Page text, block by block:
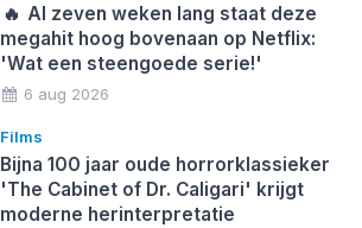
🔥 Al zeven weken lang staat deze
megahit hoog bovenaan op Netflix:
'Wat een steengoede serie!'
6 aug 2026
Films
Bijna 100 jaar oude horrorklassieker
'The Cabinet of Dr. Caligari' krijgt
moderne herinterpretatie